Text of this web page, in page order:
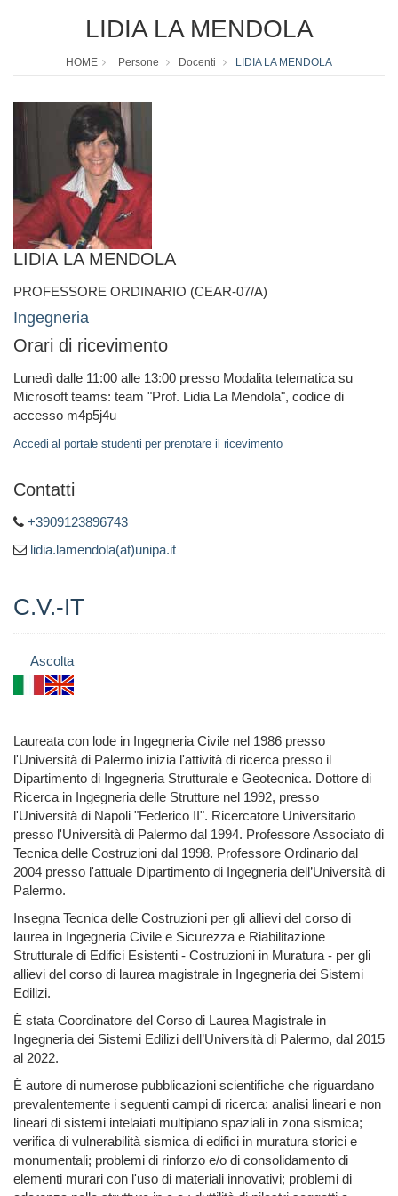
LIDIA LA MENDOLA
HOME Persone Docenti LIDIA LA MENDOLA
LIDIA LA MENDOLA
PROFESSORE ORDINARIO (CEAR-07/A)
Ingegneria
Orari di ricevimento
Lunedì dalle 11:00 alle 13:00 presso Modalita telematica su
Microsoft teams: team "Prof. Lidia La Mendola", codice di
accesso m4p5j4u
Accedi al portale studenti per prenotare il ricevimento
Contatti
+3909123896743
lidia.lamendola(at)unipa.it
C.V.-IT
Ascolta
Laureata con lode in Ingegneria Civile nel 1986 presso
l'Università di Palermo inizia l'attività di ricerca presso il
Dipartimento di Ingegneria Strutturale e Geotecnica. Dottore di
Ricerca in Ingegneria delle Strutture nel 1992, presso
l'Università di Napoli "Federico II". Ricercatore Universitario
presso l'Università di Palermo dal 1994. Professore Associato di
Tecnica delle Costruzioni dal 1998. Professore Ordinario dal
2004 presso l'attuale Dipartimento di Ingegneria dell’Università di
Palermo.
Insegna Tecnica delle Costruzioni per gli allievi del corso di
laurea in Ingegneria Civile e Sicurezza e Riabilitazione
Strutturale di Edifici Esistenti - Costruzioni in Muratura - per gli
allievi del corso di laurea magistrale in Ingegneria dei Sistemi
Edilizi.
È stata Coordinatore del Corso di Laurea Magistrale in
Ingegneria dei Sistemi Edilizi dell’Università di Palermo, dal 2015
al 2022.
È autore di numerose pubblicazioni scientifiche che riguardano
prevalentemente i seguenti campi di ricerca: analisi lineari e non
lineari di sistemi intelaiati multipiano spaziali in zona sismica;
verifica di vulnerabilità sismica di edifici in muratura storici e
monumentali; problemi di rinforzo e/o di consolidamento di
elementi murari con l'uso di materiali innovativi; problemi di